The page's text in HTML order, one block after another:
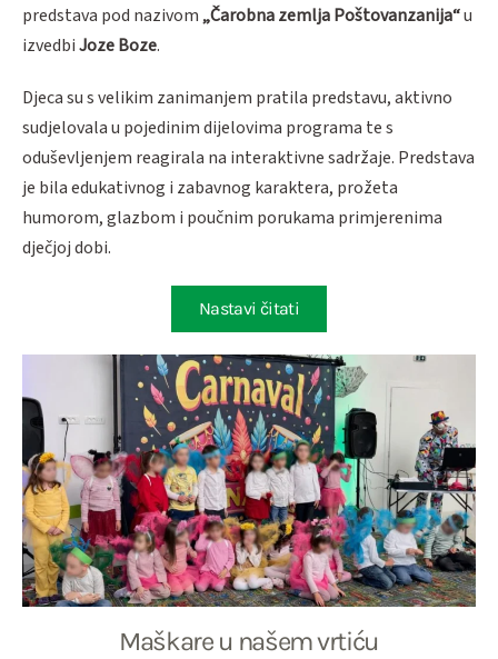
predstava pod nazivom„Čarobna zemlja Poštovanzanija“u
izvedbiJoze Boze.
Djeca su s velikim zanimanjem pratila predstavu, aktivno
sudjelovala u pojedinim dijelovima programa te s
oduševljenjem reagirala na interaktivne sadržaje. Predstava
je bila edukativnog i zabavnog karaktera, prožeta
humorom, glazbom i poučnim porukama primjerenima
dječjoj dobi.
Nastavi čitati
Maškare u našem vrtiću